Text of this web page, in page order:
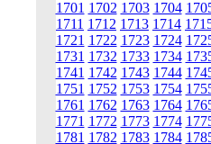
1701 1702 1703 1704
1711 1712 1713 1714
1721 1722 1723 1724
1731 1732 1733 1734
1741 1742 1743 1744
1751 1752 1753 1754
1761 1762 1763 1764
1771 1772 1773 1774
1781 1782 1783 1784